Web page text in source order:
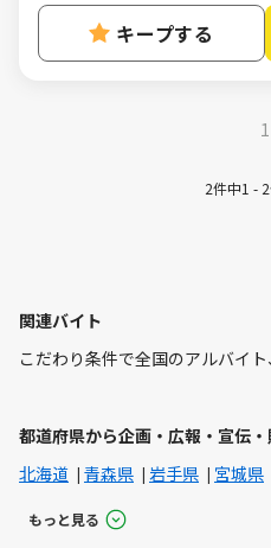
キープする
1
2件中1 -
関連バイト
こだわり条件で全国のアルバイ
都道府県から企画・広報・宣伝
北海道
青森県 岩手県 宮城県
もっと見る